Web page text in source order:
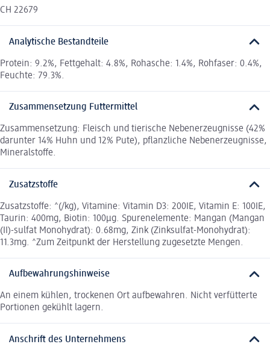
CH 22679
Analytische Bestandteile
Protein: 9.2%, Fettgehalt: 4.8%, Rohasche: 1.4%, Rohfaser: 0.4%,
Feuchte: 79.3%.
Zusammensetzung Futtermittel
Zusammensetzung: Fleisch und tierische Nebenerzeugnisse (42%
darunter 14% Huhn und 12% Pute), pflanzliche Nebenerzeugnisse,
Mineralstoffe.
Zusatzstoffe
Zusatzstoffe: ^(/kg), Vitamine: Vitamin D3: 200IE, Vitamin E: 100IE,
Taurin: 400mg, Biotin: 100μg. Spurenelemente: Mangan (Mangan
(II)-sulfat Monohydrat): 0.68mg, Zink (Zinksulfat-Monohydrat):
11.3mg. ^Zum Zeitpunkt der Herstellung zugesetzte Mengen.
Aufbewahrungshinweise
An einem kühlen, trockenen Ort aufbewahren. Nicht verfütterte
Portionen gekühlt lagern.
Anschrift des Unternehmens